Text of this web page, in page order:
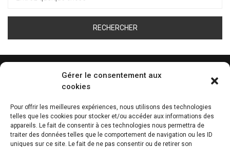
Gérer le consentement aux
cookies
Pour offrir les meilleures expériences, nous utilisons des technologies
telles que les cookies pour stocker et/ou accéder aux informations des
appareils. Le fait de consentir à ces technologies nous permettra de
traiter des données telles que le comportement de navigation ou les ID
uniques sur ce site. Le fait de ne pas consentir ou de retirer son
ÉCOUTEZ LA WEB RADIO DE TOUS LES SPORT
0:00